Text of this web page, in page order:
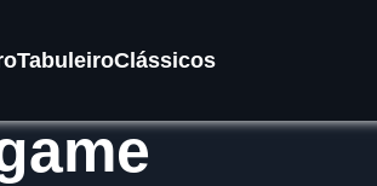
TabuleiroClássicos